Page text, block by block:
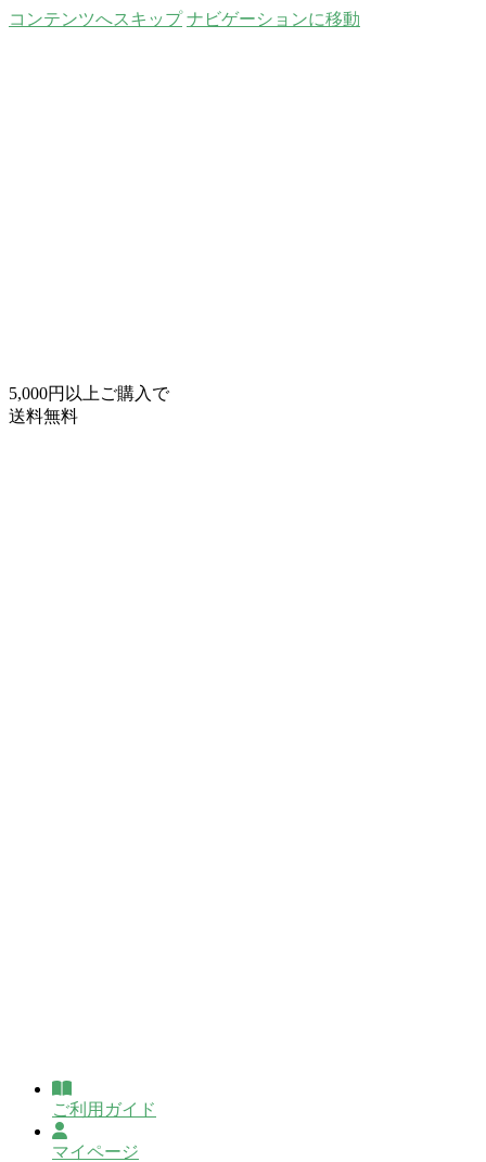
コンテンツへスキップ ナビゲーションに移動
5,000円以上ご購入で
送料無料
ご利用ガイド
マイページ